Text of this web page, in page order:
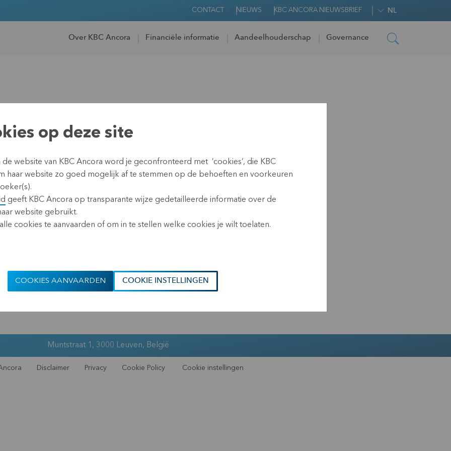
CONTACT NIEUWS KBC ANCORA NIEUWSBRIEF NL
Over KBC Ancora Financiële informatie Aandeelhouderschap Governance
2020 is Cera CV
een statutaire/wettelijke
aandelen OF
ogenblik recht gaven op
stemmen.
Muntstraat 1, 3000 Leuven, België
Disclaimer Privacy Cookie Policy Cookie instellingen
op deze site
de website van KBC Ancora word je geconfronteerd met ’cookies‘, die KBC
haar website zo goed mogelijk af te stemmen op de behoeften en voorkeuren
geeft KBC Ancora op transparante wijze gedetailleerde informatie over de
website gebruikt.
cookies te aanvaarden of om in te stellen welke cookies je wilt toelaten.
COOKIES AANVAARDEN COOKIE INSTELLINGEN